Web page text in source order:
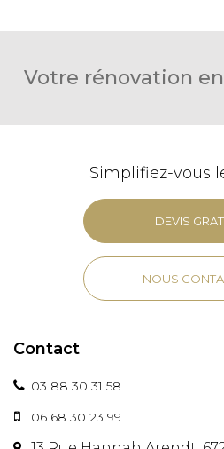
Votre rénovation
Simplifiez-vous
DEVIS
NOUS
Contact
03 88 30 31 58
06 68 30 23 99